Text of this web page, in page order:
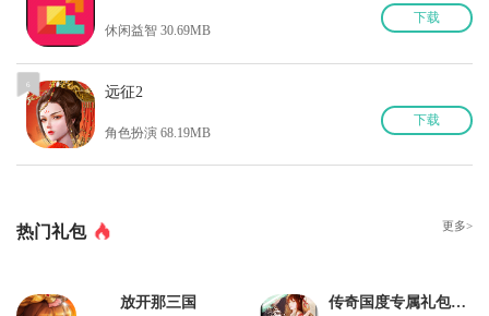
休闲益智 30.69MB
下载
6 远征2
角色扮演 68.19MB
下载
热门礼包 更多>
放开那三国 传奇国度专属礼包领取